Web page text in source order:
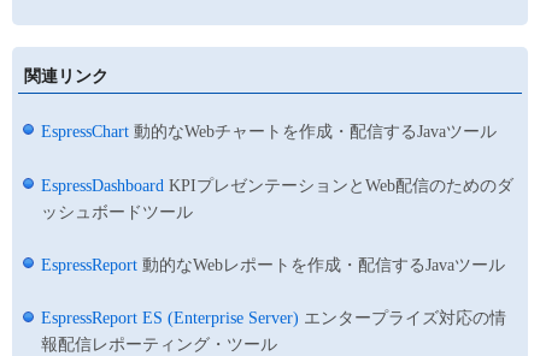
関連リンク
EspressChart 動的なWebチャートを作成・配信するJavaツール
EspressDashboard KPIプレゼンテーションとWeb配信のためのダ
ッシュボードツール
EspressReport 動的なWebレポートを作成・配信するJavaツール
EspressReport ES (Enterprise Server) エンタープライズ対応の情
報配信レポーティング・ツール